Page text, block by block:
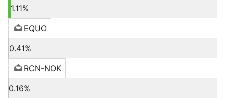
1.11%
EQUO
0.41%
RCN-NOK
0.16%